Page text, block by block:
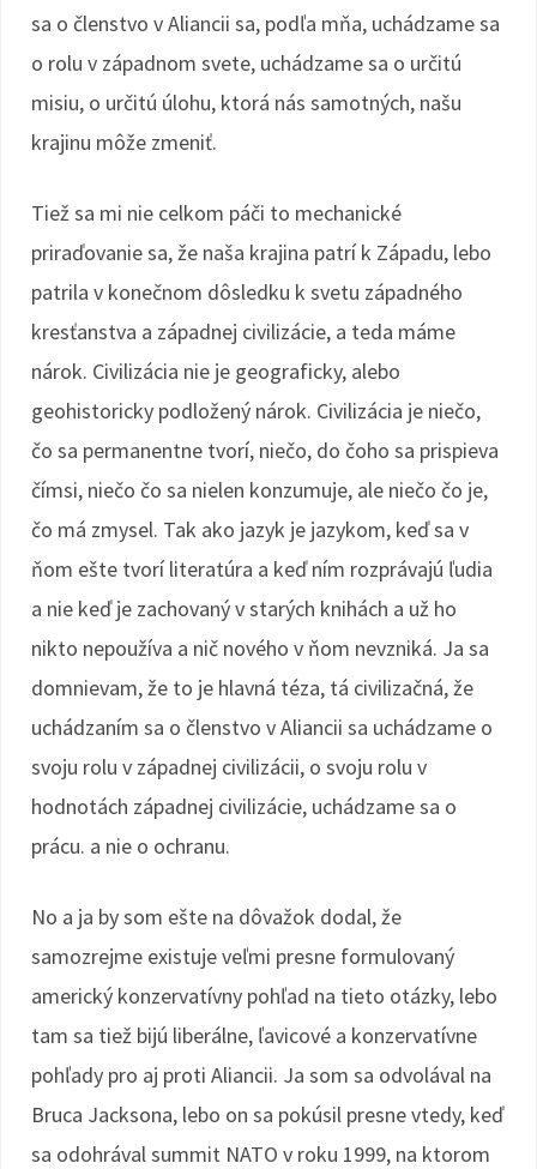
sa o členstvo v Aliancii sa, podľa mňa, uchádzame sa
o rolu v západnom svete, uchádzame sa o určitú
misiu, o určitú úlohu, ktorá nás samotných, našu
krajinu môže zmeniť.
Tiež sa mi nie celkom páči to mechanické
priraďovanie sa, že naša krajina patrí k Západu, lebo
patrila v konečnom dôsledku k svetu západného
kresťanstva a západnej civilizácie, a teda máme
nárok. Civilizácia nie je geograficky, alebo
geohistoricky podložený nárok. Civilizácia je niečo,
čo sa permanentne tvorí, niečo, do čoho sa prispieva
čímsi, niečo čo sa nielen konzumuje, ale niečo čo je,
čo má zmysel. Tak ako jazyk je jazykom, keď sa v
ňom ešte tvorí literatúra a keď ním rozprávajú ľudia
a nie keď je zachovaný v starých knihách a už ho
nikto nepoužíva a nič nového v ňom nevzniká. Ja sa
domnievam, že to je hlavná téza, tá civilizačná, že
uchádzaním sa o členstvo v Aliancii sa uchádzame o
svoju rolu v západnej civilizácii, o svoju rolu v
hodnotách západnej civilizácie, uchádzame sa o
prácu. a nie o ochranu.
No a ja by som ešte na dôvažok dodal, že
samozrejme existuje veľmi presne formulovaný
americký konzervatívny pohľad na tieto otázky, lebo
tam sa tiež bijú liberálne, ľavicové a konzervatívne
pohľady pro aj proti Aliancii. Ja som sa odvolával na
Bruca Jacksona, lebo on sa pokúsil presne vtedy, keď
sa odohrával summit NATO v roku 1999, na ktorom